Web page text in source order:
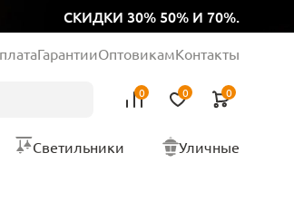
СКИДКИ 30% 50% И 70%.
ГарантииОптовикамКонтакты
0 0 0
Светильники Уличные